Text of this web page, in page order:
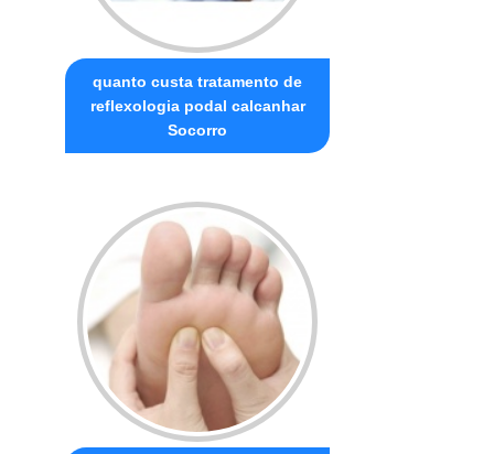
quanto custa tratamento de
reflexologia podal calcanhar
Socorro